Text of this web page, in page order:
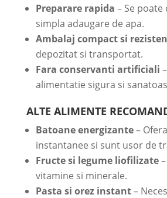
Preparare rapida – Se
simpla adaugare de apa.
Ambalaj compact si
depozitat si transportat.
Fara conservanti artificiali
alimentatie sigura si
ALTE ALIMENTE
Batoane energizante–
instantanee si sunt usor de
Fructe si legume liofilizate–
vitamine si minerale.
Pasta si orez instant–